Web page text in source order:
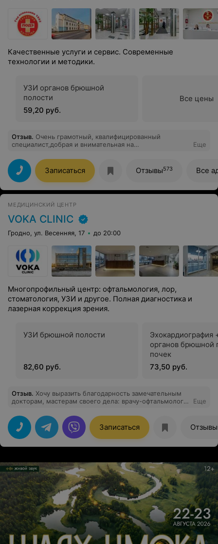
Качественные услуги и сервис. Современные
технологии и методики.
УЗИ органов брюшной
полости
59,20 руб.
Все цены
Отзыв. Очень грамотный, квалифицированный
специалист,добрая и внимательная на
поставить человека на ноги без скальпеля,огромное
вам спасибо
Еще
Записаться Отзывы573 Все
МЕДИЦИНСКИЙ ЦЕНТР
VOKA CLINIC
Гродно, ул. Весенняя, 17 до 20:00
Многопрофильный центр: офтальмология, лор,
стоматология, УЗИ и другое. Полная диагностика и
лазерная коррекция зрения.
УЗИ брюшной полости
82,60 руб.
Эхокардиография
органов брюшной
почек
73,50 руб.
Отзыв. Хочу выразить благодарность замечательным
докторам, мастерам своего дела: врачу-офтальмологу
хирургии Врублевской Татьяне Сергеевне и
заведующему клиникой "Voko" Овсянику Олегу
Александровичу за проведенное обследование и
лечение, в результате чего моё зрение
восстановилось. Спасибо вам за чуткое отношение,
врачи, но и замечательные люди. Пусть ваш
благородный труд будет признан и награжден. Вы не
просто лечите - вы дарите людям целый мир. Пусть в
вашей жизни будет столько же ясности и света,
сколько вы даёте своим пациентам. Счастья, крепкого
здоровья, сил и много-много радостных "вижу!" от тех,
кому вы помогли! С уважением, благодарный пациент
Тамара Алексеевна
Еще
Записаться Отзывы